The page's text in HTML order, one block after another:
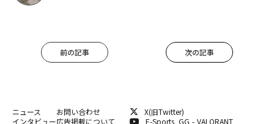
前の記事 次の記事
ニュース
インタビュー
お問い合わせ
広告掲載について
X(旧Twitter)
E-Sports_GG - VALORANT